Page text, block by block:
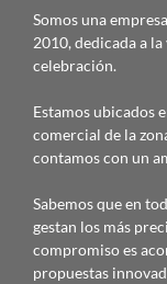
Somos una
2010, dedicada a
celebración.
Estamos ubicados
comercial de la
contamos con un
Sabemos que en
gestan los más
compromiso es
propuestas